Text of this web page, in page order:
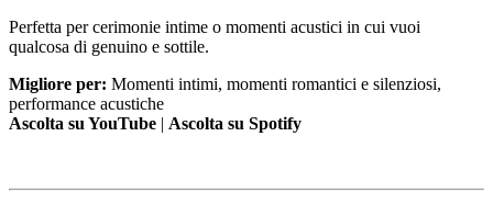
Perfetta per cerimonie intime o momenti acustici in cui vuoi
qualcosa di genuino e sottile.
Migliore per: Momenti intimi, momenti romantici e silenziosi,
performance acustiche
Ascolta su YouTube | Ascolta su Spotify